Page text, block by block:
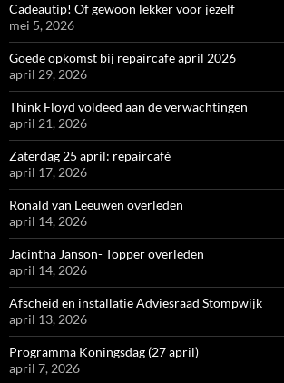
Cadeautip! Of gewoon lekker voor jezelf
mei 5, 2026
Goede opkomst bij repaircafe april 2026
april 29, 2026
Think Floyd voldeed aan de verwachtingen
april 21, 2026
Zaterdag 25 april: repaircafé
april 17, 2026
Ronald van Leeuwen overleden
april 14, 2026
Jacintha Janson- Topper overleden
april 14, 2026
Afscheid en installatie Adviesraad Stompwijk
april 13, 2026
Programma Koningsdag (27 april)
april 7, 2026